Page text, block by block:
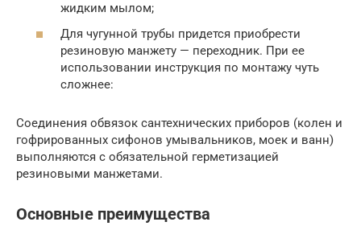
жидким мылом;
Для чугунной трубы придется приобрести
резиновую манжету — переходник. При ее
использовании инструкция по монтажу чуть
сложнее:
Соединения обвязок сантехнических приборов (колен и
гофрированных сифонов умывальников, моек и ванн)
выполняются с обязательной герметизацией
резиновыми манжетами.
Основные преимущества